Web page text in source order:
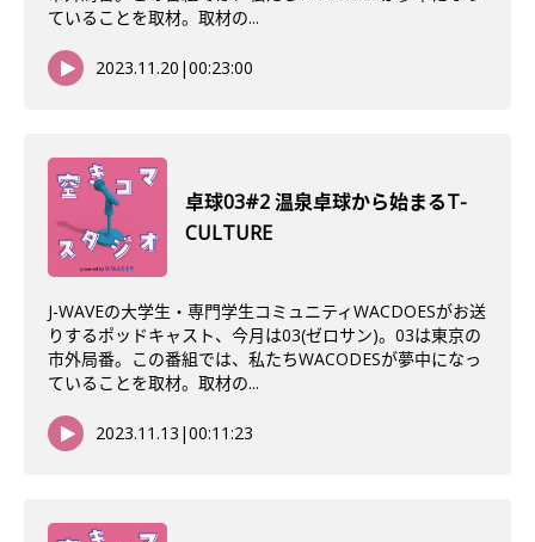
ていることを取材。取材の...
2023.11.20 |00:23:00
卓球03#2 温泉卓球から始まるT-
CULTURE
J-WAVEの大学生・専門学生コミュニティWACDOESがお送
りするポッドキャスト、今月は03(ゼロサン)。03は東京の
市外局番。この番組では、私たちWACODESが夢中になっ
ていることを取材。取材の...
2023.11.13 |00:11:23